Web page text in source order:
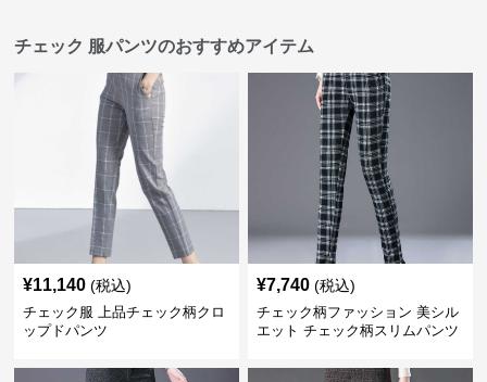
チェック 服パンツのおすすめアイテム
¥11,140 (税込)
チェック服 上品チェック柄クロ
ップドパンツ
¥7,740 (税込)
チェック柄ファッション 美シル
エット チェック柄スリムパンツ